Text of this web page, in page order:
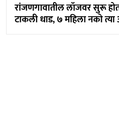
रांजणगावातील लॉजवर सुरू
टाकली धाड, ७ महिला नको